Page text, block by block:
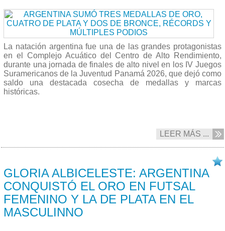
La natación argentina fue una de las grandes protagonistas
en el Complejo Acuático del Centro de Alto Rendimiento,
durante una jornada de finales de alto nivel en los IV Juegos
Suramericanos de la Juventud Panamá 2026, que dejó como
saldo una destacada cosecha de medallas y marcas
históricas.
LEER MÁS ...
GLORIA ALBICELESTE: ARGENTINA
CONQUISTÓ EL ORO EN FUTSAL
FEMENINO Y LA DE PLATA EN EL
MASCULINNO